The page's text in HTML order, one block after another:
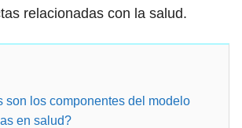
relacionadas con la salud.
son los componentes del modelo
en salud?